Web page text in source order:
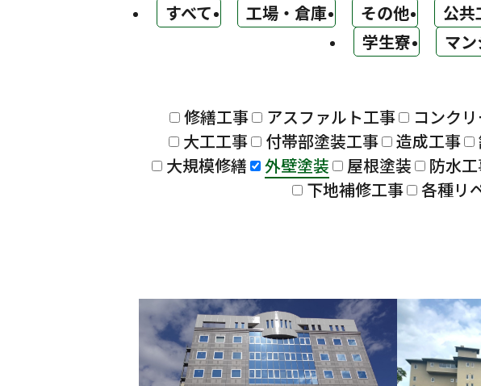
すべて 工場・倉庫 その他 公共
学生寮
マ
修繕工事 アスファルト工事 コンク
大工工事
付帯部塗装工事 造成工事
大規模修繕
外壁塗装 屋根塗装 防水
下地補修工事
各種リ